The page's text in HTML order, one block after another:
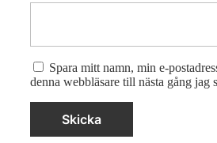
Spara mitt namn, min e-
denna webbläsare till nästa gång jag